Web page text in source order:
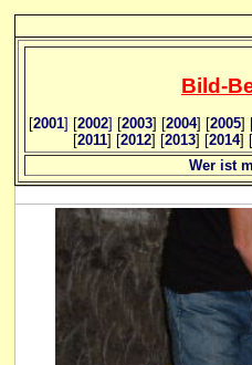
Bild-B
[2001] [2002] [2003] [2004] [2005]
[2011] [2012] [2013] [2014] [
Wer ist